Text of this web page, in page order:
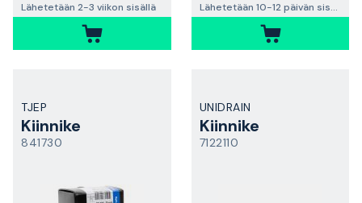
Lähetetään 2-3 viikon sisällä Lähetetään 10-12 päivän sisällä
TJEP
Kiinnike
841730
UNIDRAIN
Kiinnike
7122110